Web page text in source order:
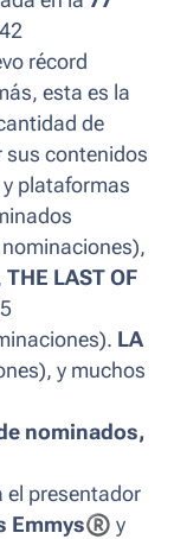
récord
esta es la
de
sus contenidos
plataformas
THE LAST OF
LA
y muchos
nominados,
el presentador
Emmys® y